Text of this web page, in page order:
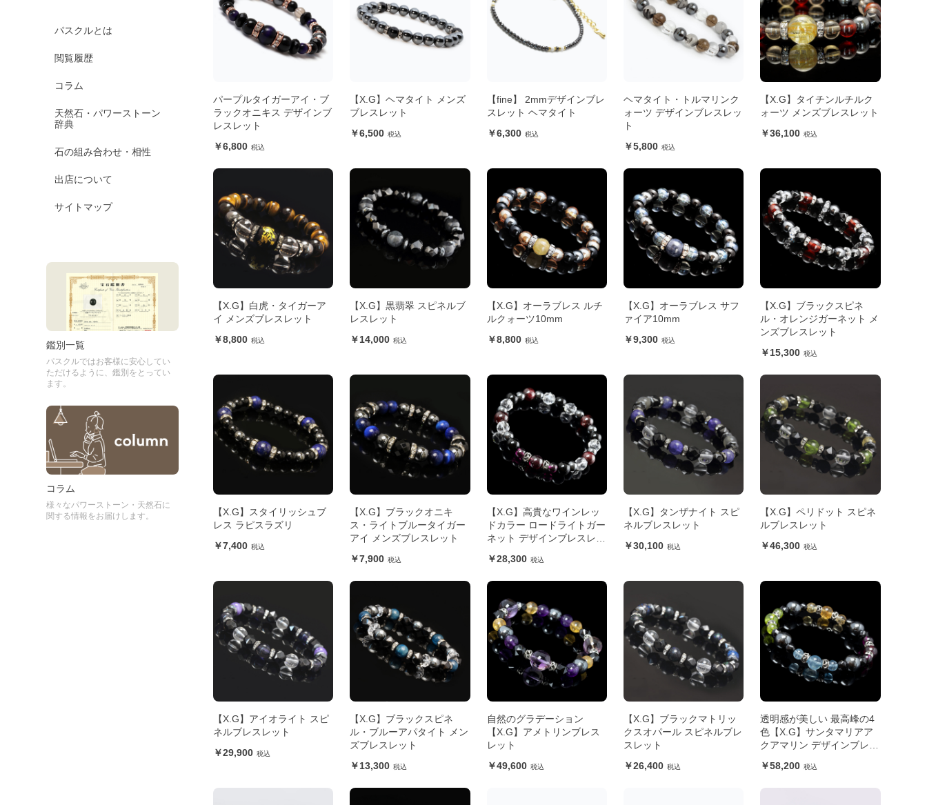
パスクルとは
閲覧履歴
コラム
天然石・パワーストーン
辞典
石の組み合わせ・相性
出店について
サイトマップ
鑑別一覧
パスクルではお客様に安心してい
ただけるように、鑑別をとってい
ます。
コラム
様々なパワーストーン・天然石に
関する情報をお届けします。
パープルタイガーアイ・ブ
ラックオニキス デザインブ
レスレット
6,800
【X.G】ヘマタイト メンズ
ブレスレット
6,500
【fine】 2mmデザインブレ
スレット ヘマタイト
6,300
ヘマタイト・トルマリンク
ォーツ デザインブレスレッ
ト
5,800
【X.G】タイチンルチルク
ォーツ メンズブレスレット
36,100
【X.G】白虎・タイガーア
イ メンズブレスレット
8,800
【X.G】黒翡翠 スピネルブ
レスレット
14,000
【X.G】オーラブレス ルチ
ルクォーツ10mm
8,800
【X.G】オーラブレス サフ
ァイア10mm
9,300
【X.G】ブラックスピネ
ル・オレンジガーネット メ
ンズブレスレット
15,300
【X.G】スタイリッシュブ
レス ラピスラズリ
7,400
【X.G】ブラックオニキ
ス・ライトブルータイガー
アイ メンズブレスレット
7,900
【X.G】高貴なワインレッ
ドカラー ロードライトガー
ネット デザインブレスレッ
28,300
【X.G】タンザナイト スピ
ネルブレスレット
30,100
【X.G】ペリドット スピネ
ルブレスレット
46,300
【X.G】アイオライト スピ
ネルブレスレット
29,900
【X.G】ブラックスピネ
ル・ブルーアパタイト メン
ズブレスレット
13,300
自然のグラデーション
【X.G】アメトリンブレス
レット
49,600
【X.G】ブラックマトリッ
クスオパール スピネルブレ
スレット
26,400
透明感が美しい 最高峰の4
色【X.G】サンタマリアア
クアマリン デザインブレス
58,200